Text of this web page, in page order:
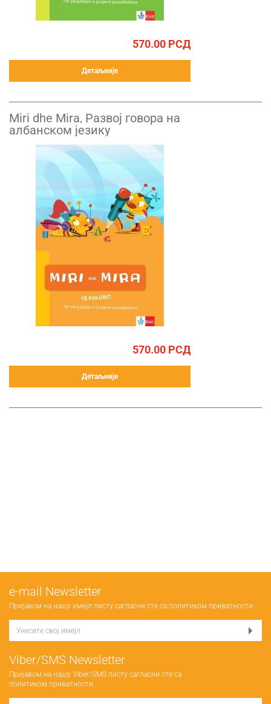
570.00 РСД
Детаљније
Miri dhe Mira, Развој говора на
албанском језику
570.00 РСД
Детаљније
е-mail Newsletter
Пријавом на нашу имејл листу сагласни сте са политиком приватности
Viber/SMS Newsletter
Пријавом на нашу Viber/SMS листу сагласни сте са
политиком приватности